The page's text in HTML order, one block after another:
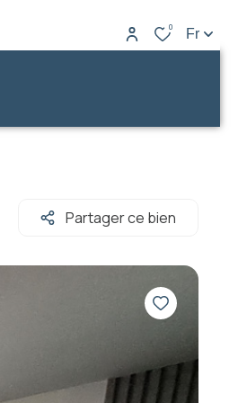
0 Fr
Partager ce bien